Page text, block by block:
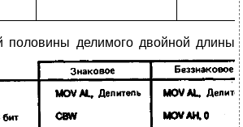
половины делимого двойной длины